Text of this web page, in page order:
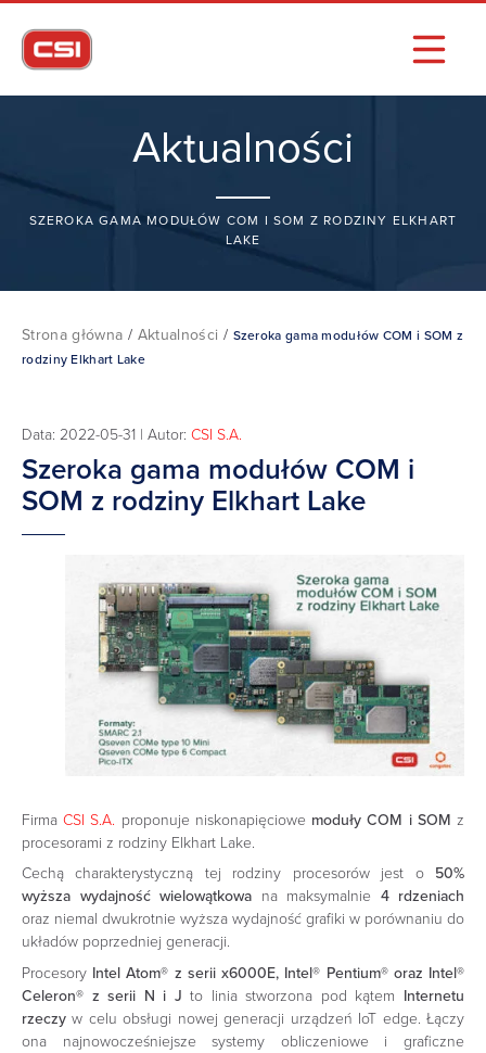
Aktualności
SZEROKA GAMA MODUŁÓW COM I SOM Z RODZINY ELKHART
LAKE
Strona główna / Aktualności / Szeroka gama modułów COM i SOM z
rodziny Elkhart Lake
Data: 2022-05-31 | Autor: CSI S.A.
Szeroka gama modułów COM i
SOM z rodziny Elkhart Lake
FirmaCSI S.A. proponuje niskonapięciowe moduły COM i SOM z
procesorami z rodziny Elkhart Lake.
Cechą charakterystyczną tej rodziny procesorów jest o 50%
wyższa wydajność wielowątkowa na maksymalnie 4 rdzeniach
oraz niemal dwukrotnie wyższa wydajność grafiki w porównaniu do
układów poprzedniej generacji.
Procesory Intel Atom® z serii x6000E, Intel® Pentium® oraz Intel®
Celeron® z serii N i J to linia stworzona pod kątem Internetu
rzeczy w celu obsługi nowej generacji urządzeń IoT edge. Łączy
ona najnowocześniejsze systemy obliczeniowe i graficzne